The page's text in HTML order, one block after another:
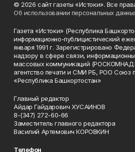
© 2026 сайт газеты «Истоки». Все
Об использовании персональных
Газета «Истоки» (Республика
информационно-публицистический
января 1991 г. Зарегистрировано
надзору в сфере связи,
массовых коммуникаций
агентство печати и СМИ РБ, РОО Союз
«Республика Башкортостан»
Главный редактор
Айдар Гайдарович ХУСАИНОВ
8-(347) 272-60-66
Заместитель главного редактора
Василий Артемович КОРОВКИН
Телефон